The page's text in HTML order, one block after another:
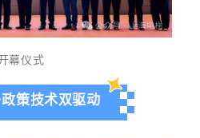
幕仪式
策技术双驱动